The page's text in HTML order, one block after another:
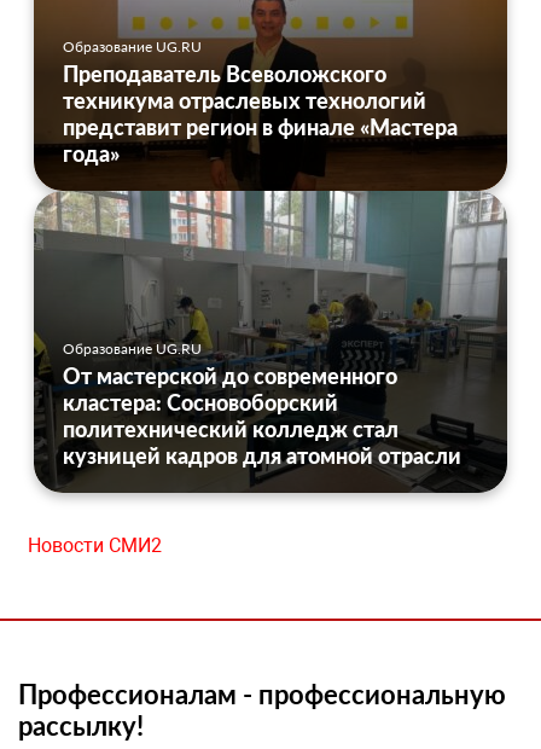
Образование UG.RU
Преподаватель Всеволожского
техникума отраслевых технологий
представит регион в финале «Мастера
года»
Образование UG.RU
От мастерской до современного
кластера: Сосновоборский
политехнический колледж стал
кузницей кадров для атомной отрасли
Новости СМИ2
Профессионалам - профессиональную
рассылку!